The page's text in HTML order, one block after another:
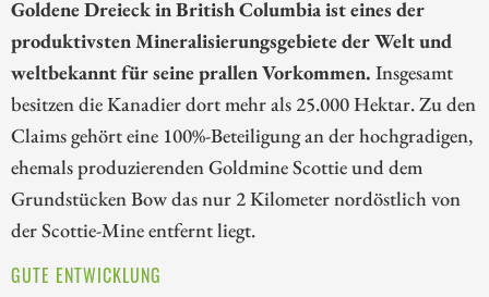
Goldene Dreieck in British Columbia ist eines der
produktivsten Mineralisierungsgebiete der Welt und
weltbekannt für seine prallen Vorkommen. Insgesamt
besitzen die Kanadier dort mehr als 25.000 Hektar. Zu den
Claims gehört eine 100%-Beteiligung an der hochgradigen,
ehemals produzierenden Goldmine Scottie und dem
Grundstücken Bow das nur 2 Kilometer nordöstlich von
der Scottie-Mine entfernt liegt.
GUTE ENTWICKLUNG